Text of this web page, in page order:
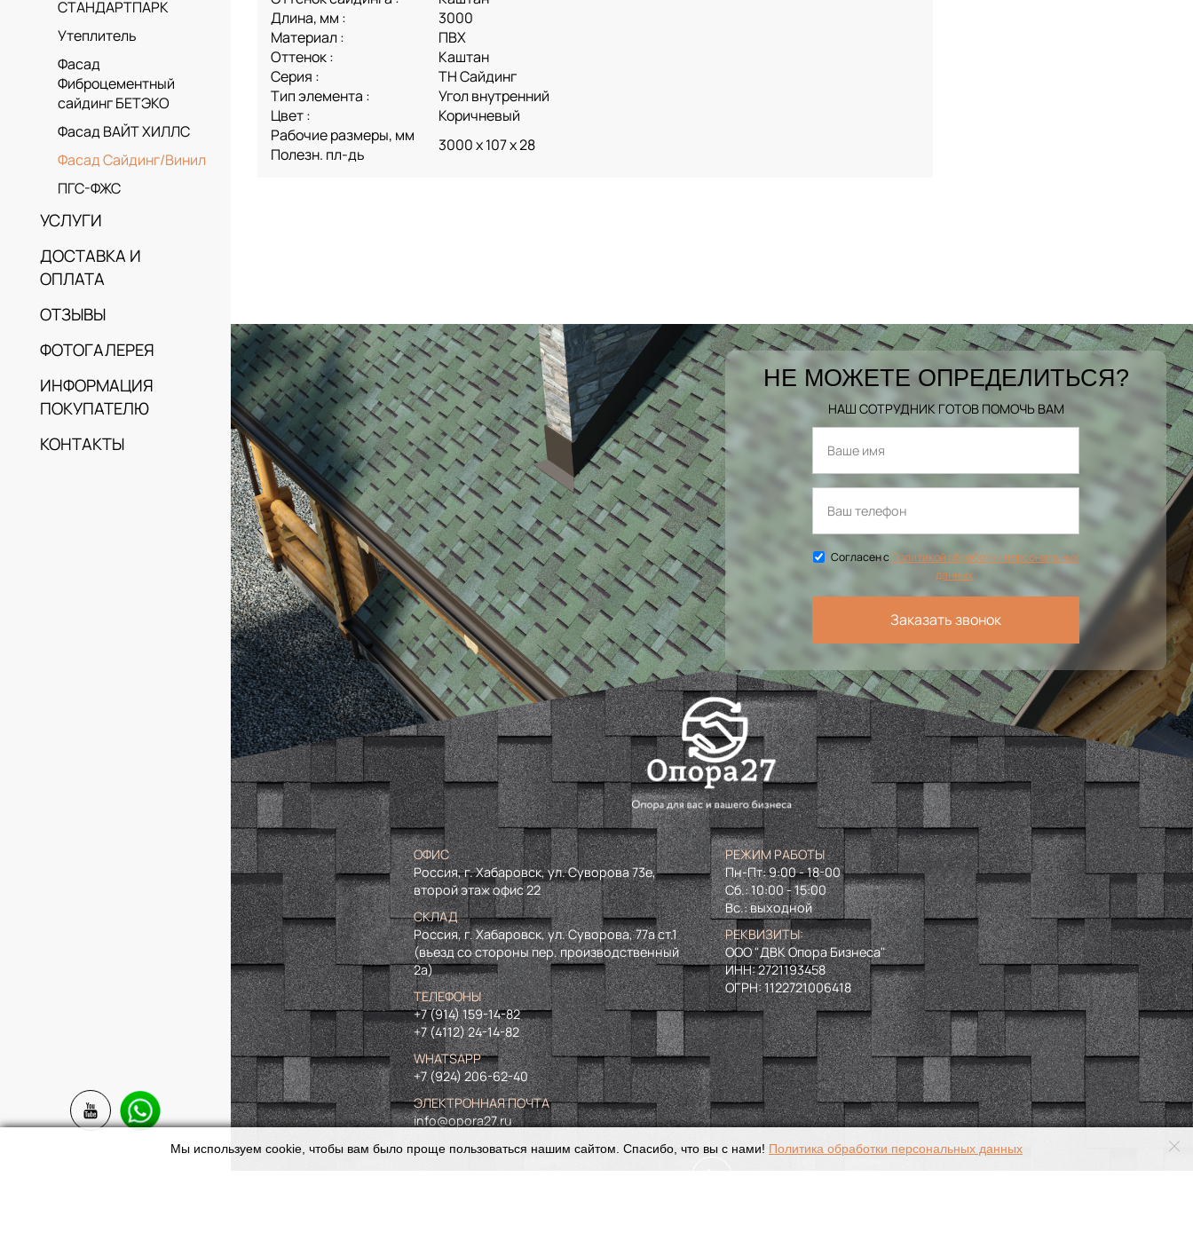
СТАНДАРТПАРК
Утеплитель
Фасад
Фиброцементный
сайдинг БЕТЭКО
Фасад ВАЙТ ХИЛЛС
Фасад Сайдинг/Винил
ПГС-ФЖС
УСЛУГИ
ДОСТАВКА И
ОПЛАТА
ОТЗЫВЫ
ФОТОГАЛЕРЕЯ
ИНФОРМАЦИЯ
ПОКУПАТЕЛЮ
КОНТАКТЫ
Длина, мм :
3000
Материал :
ПВХ
Оттенок :
Каштан
Серия :
ТН Сайдинг
Тип элемента :
Угол внутренний
Цвет :
Коричневый
Рабочие размеры, мм
Полезн. пл-дь
3000 х 107 х 28
НЕ МОЖЕТЕ ОПРЕДЕЛИТЬСЯ?
НАШ СОТРУДНИК ГОТОВ ПОМОЧЬ ВАМ
Согласен сПолитикой обработки персональных
данных
Заказать звонок
ОФИС
Россия, г. Хабаровск, ул. Суворова 73е,
второй этаж офис 22
СКЛАД
Россия, г. Хабаровск, ул. Суворова, 77а ст.1
(въезд со стороны пер. производственный
2а)
ТЕЛЕФОНЫ
+7 (914) 159-14-82
+7 (4112) 24-14-82
WHATSAPP
+7 (924) 206-62-40
ЭЛЕКТРОННАЯ ПОЧТА
info@opora27.ru
РЕЖИМ РАБОТЫ
Пн-Пт: 9:00 - 18-00
Сб.: 10:00 - 15:00
Вс.: выходной
РЕКВИЗИТЫ:
ООО "ДВК Опора Бизнеса"
ИНН:2721193458
ОГРН:1122721006418
Мы используем cookie, чтобы вам было проще пользоваться нашим сайтом. Спасибо, что вы с нами! Политика обработки персональных данных